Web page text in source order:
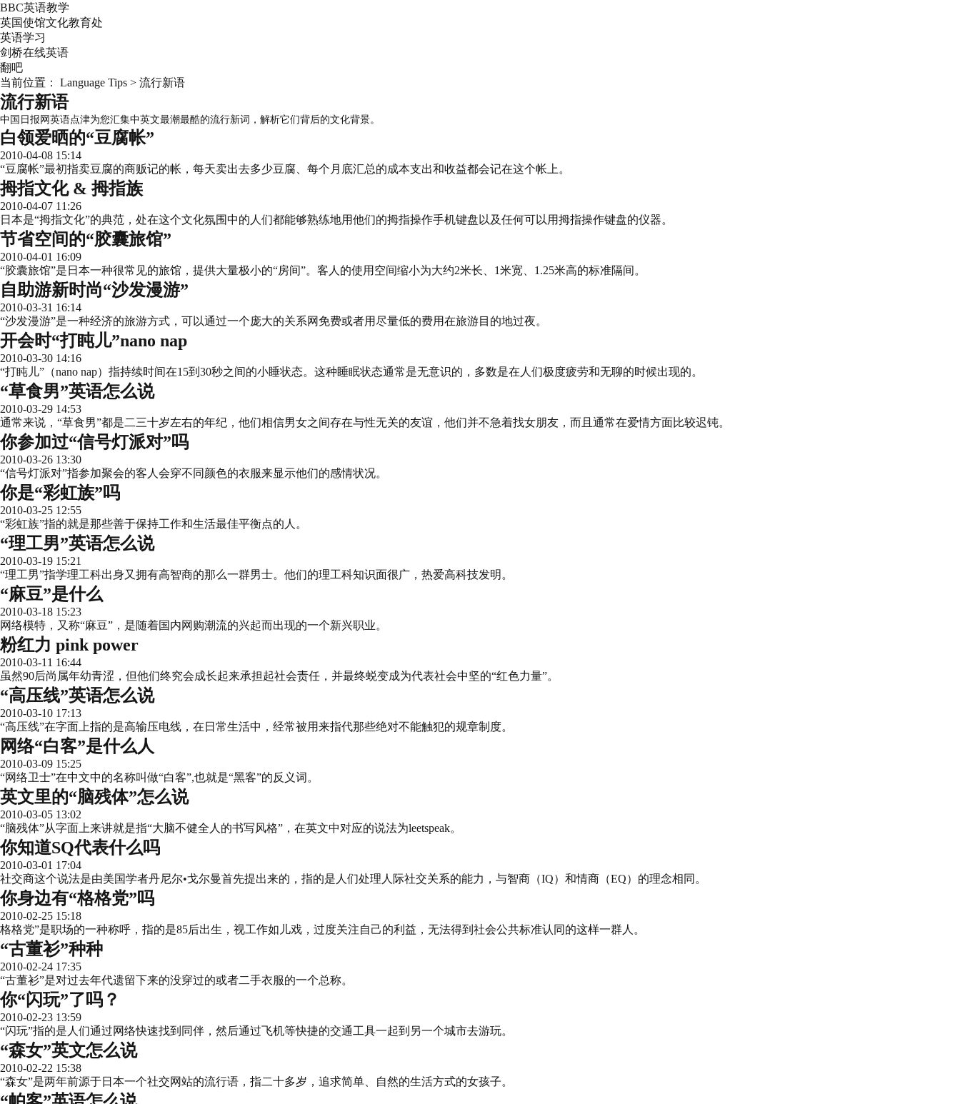
BBC英语教学
英国使馆文化教育处
英语学习
剑桥在线英语
翻吧
当前位置： Language Tips > 流行新语
流行新语
中国日报网英语点津为您汇集中英文最潮最酷的流行新词，解析它们背后的文化背景。
白领爱晒的“豆腐帐”
2010-04-08 15:14
“豆腐帐”最初指卖豆腐的商贩记的帐，每天卖出去多少豆腐、每个月底汇总的成本支出和收益都会记在这个帐上。
拇指文化 & 拇指族
2010-04-07 11:26
日本是“拇指文化”的典范，处在这个文化氛围中的人们都能够熟练地用他们的拇指操作手机键盘以及任何可以用拇指操作键盘的仪器。
节省空间的“胶囊旅馆”
2010-04-01 16:09
“胶囊旅馆”是日本一种很常见的旅馆，提供大量极小的“房间”。客人的使用空间缩小为大约2米长、1米宽、1.25米高的标准隔间。
自助游新时尚“沙发漫游”
2010-03-31 16:14
“沙发漫游”是一种经济的旅游方式，可以通过一个庞大的关系网免费或者用尽量低的费用在旅游目的地过夜。
开会时“打盹儿”nano nap
2010-03-30 14:16
“打盹儿”（nano nap）指持续时间在15到30秒之间的小睡状态。这种睡眠状态通常是无意识的，多数是在人们极度疲劳和无聊的时候出现的。
“草食男”英语怎么说
2010-03-29 14:53
通常来说，“草食男”都是二三十岁左右的年纪，他们相信男女之间存在与性无关的友谊，他们并不急着找女朋友，而且通常在爱情方面比较迟钝。
你参加过“信号灯派对”吗
2010-03-26 13:30
“信号灯派对”指参加聚会的客人会穿不同颜色的衣服来显示他们的感情状况。
你是“彩虹族”吗
2010-03-25 12:55
“彩虹族”指的就是那些善于保持工作和生活最佳平衡点的人。
“理工男”英语怎么说
2010-03-19 15:21
“理工男”指学理工科出身又拥有高智商的那么一群男士。他们的理工科知识面很广，热爱高科技发明。
“麻豆”是什么
2010-03-18 15:23
网络模特，又称“麻豆”，是随着国内网购潮流的兴起而出现的一个新兴职业。
粉红力 pink power
2010-03-11 16:44
虽然90后尚属年幼青涩，但他们终究会成长起来承担起社会责任，并最终蜕变成为代表社会中坚的“红色力量”。
“高压线”英语怎么说
2010-03-10 17:13
“高压线”在字面上指的是高输压电线，在日常生活中，经常被用来指代那些绝对不能触犯的规章制度。
网络“白客”是什么人
2010-03-09 15:25
“网络卫士”在中文中的名称叫做“白客”,也就是“黑客”的反义词。
英文里的“脑残体”怎么说
2010-03-05 13:02
“脑残体”从字面上来讲就是指“大脑不健全人的书写风格”，在英文中对应的说法为leetspeak。
你知道SQ代表什么吗
2010-03-01 17:04
社交商这个说法是由美国学者丹尼尔•戈尔曼首先提出来的，指的是人们处理人际社交关系的能力，与智商（IQ）和情商（EQ）的理念相同。
你身边有“格格党”吗
2010-02-25 15:18
格格党”是职场的一种称呼，指的是85后出生，视工作如儿戏，过度关注自己的利益，无法得到社会公共标准认同的这样一群人。
“古董衫”种种
2010-02-24 17:35
“古董衫”是对过去年代遗留下来的没穿过的或者二手衣服的一个总称。
你“闪玩”了吗？
2010-02-23 13:59
“闪玩”指的是人们通过网络快速找到同伴，然后通过飞机等快捷的交通工具一起到另一个城市去游玩。
“森女”英文怎么说
2010-02-22 15:38
“森女”是两年前源于日本一个社交网站的流行语，指二十多岁，追求简单、自然的生活方式的女孩子。